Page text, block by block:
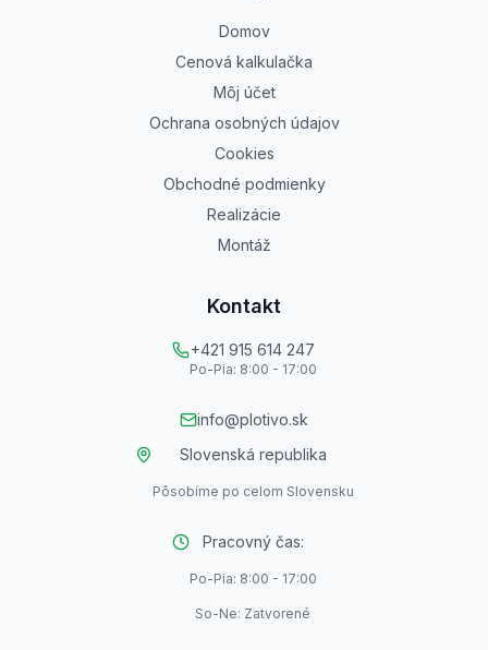
Domov
Cenová kalkulačka
Môj účet
Ochrana osobných údajov
Cookies
Obchodné podmienky
Realizácie
Montáž
Kontakt
+421 915 614 247
Po-Pia: 8:00 - 17:00
info@plotivo.sk
Slovenská republika
Pôsobíme po celom Slovensku
Pracovný čas:
Po-Pia: 8:00 - 17:00
So-Ne: Zatvorené